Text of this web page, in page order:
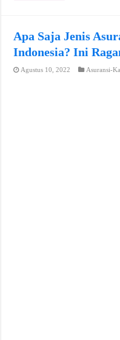
Apa Saja Jenis
Indonesia? Ini
Agustus 10, 2022 Asuransi-